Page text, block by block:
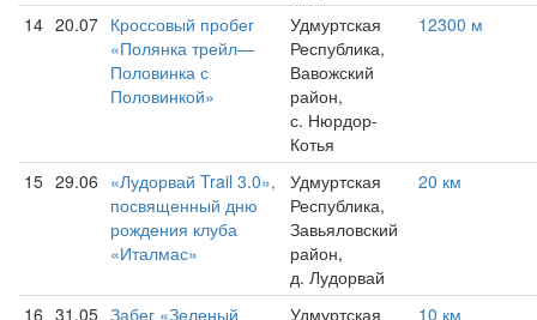
14 20.07 Кроссовый пробег
«Полянка трейл—
Половинка с
Половинкой»
Удмуртская
Республика,
Вавожский
район,
с. Нюрдор-
Котья
12300 м
15 29.06 «Лудорвай Trail 3.0»,
посвященный дню
рождения клуба
«Италмас»
Удмуртская
Республика,
Завьяловский
район,
д. Лудорвай
20 км
16 31.05 Забег «Зеленый
Удмуртская
10 км